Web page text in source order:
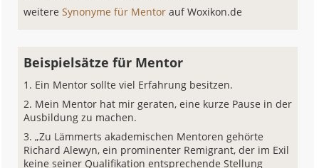
weitereSynonyme für Mentorauf Woxikon.de
Beispielsätze für Mentor
Ein Mentor sollte viel Erfahrung besitzen.
Mein Mentor hat mir geraten, eine kurze Pause in der
Ausbildung zu machen.
„Zu Lämmerts akademischen Mentoren gehörte
Richard Alewyn, ein prominenter Remigrant, der im Exil
keine seiner Qualifikation entsprechende Stellung